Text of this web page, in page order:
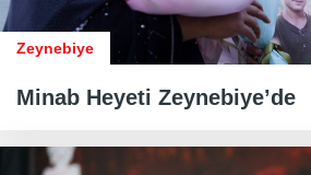
Zeynebiye
Minab Heyeti Zeynebiye’de